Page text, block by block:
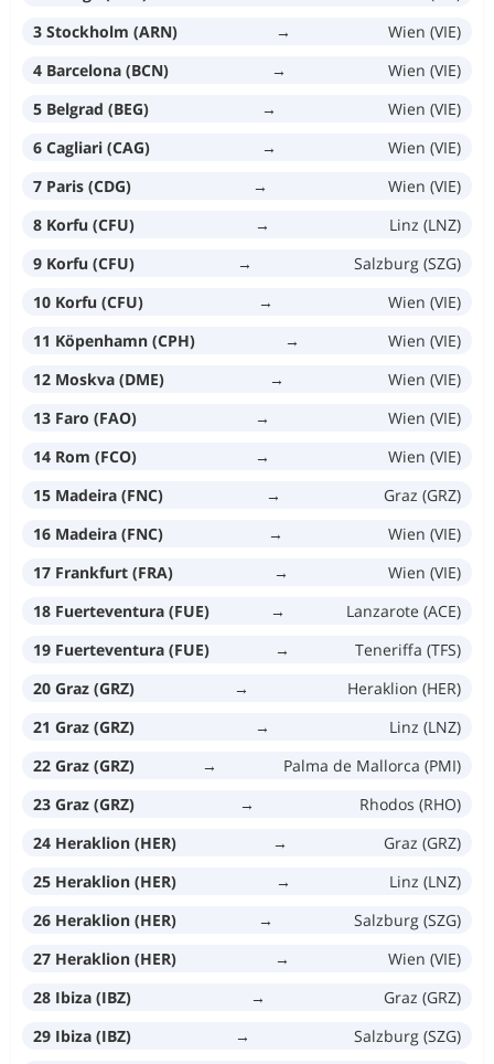
3 Stockholm (ARN)
→
Wien (VIE)
4 Barcelona (BCN)
→
Wien (VIE)
5 Belgrad (BEG)
→
Wien (VIE)
6 Cagliari (CAG)
→
Wien (VIE)
7 Paris (CDG)
→
Wien (VIE)
8 Korfu (CFU)
→
Linz (LNZ)
9 Korfu (CFU)
→
Salzburg (SZG)
10 Korfu (CFU)
→
Wien (VIE)
11 Köpenhamn (CPH)
→
Wien (VIE)
12 Moskva (DME)
→
Wien (VIE)
13 Faro (FAO)
→
Wien (VIE)
14 Rom (FCO)
→
Wien (VIE)
15 Madeira (FNC)
→
Graz (GRZ)
16 Madeira (FNC)
→
Wien (VIE)
17 Frankfurt (FRA)
→
Wien (VIE)
18 Fuerteventura (FUE)
→
Lanzarote (ACE)
19 Fuerteventura (FUE)
→
Teneriffa (TFS)
20 Graz (GRZ)
→
Heraklion (HER)
21 Graz (GRZ)
→
Linz (LNZ)
22 Graz (GRZ)
→
Palma de Mallorca (PMI)
23 Graz (GRZ)
→
Rhodos (RHO)
24 Heraklion (HER)
→
Graz (GRZ)
25 Heraklion (HER)
→
Linz (LNZ)
26 Heraklion (HER)
→
Salzburg (SZG)
27 Heraklion (HER)
→
Wien (VIE)
28 Ibiza (IBZ)
→
Graz (GRZ)
29 Ibiza (IBZ)
→
Salzburg (SZG)